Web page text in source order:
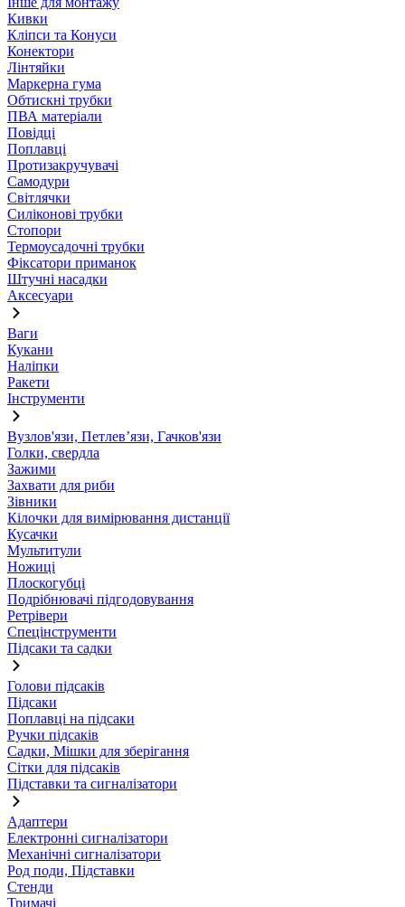
Кивки
Кліпси та Конуси
Конектори
Лінтяйки
Маркерна гума
Обтискні трубки
ПВА матеріали
Повідці
Поплавці
Протизакручувачі
Самодури
Світлячки
Силіконові трубки
Стопори
Термоусадочні трубки
Фіксатори приманок
Штучні насадки
Аксесуари
Ваги
Кукани
Наліпки
Ракети
Інструменти
Вузлов'язи, Петлев’язи, Гачков'язи
Голки, свердла
Зажими
Захвати для риби
Зівники
Кілочки для вимірювання дистанції
Кусачки
Мультитули
Ножиці
Плоскогубці
Подрібнювачі підгодовування
Ретрівери
Спецінструменти
Підсаки та садки
Голови підсаків
Підсаки
Поплавці на підсаки
Ручки підсаків
Садки, Мішки для зберігання
Сітки для підсаків
Підставки та сигналізатори
Адаптери
Електронні сигналізатори
Механічні сигналізатори
Род поди, Підставки
Стенди
Тримачі